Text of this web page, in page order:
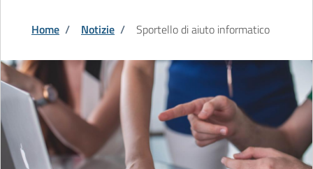
Home / Notizie / Sportello di aiuto informatico